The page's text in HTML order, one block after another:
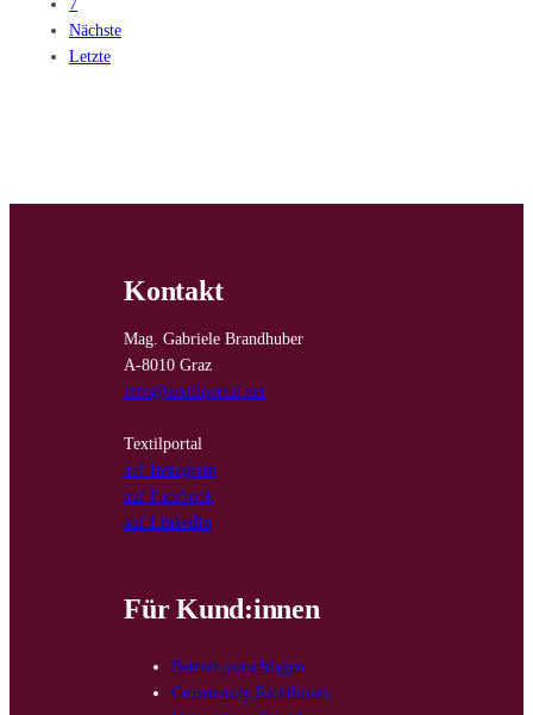
7
Nächste
Letzte
Kontakt
Mag. Gabriele Brandhuber
A-8010 Graz
info@textilportal.net
Textilportal
auf Instagram
auf Facebook
auf LinkedIn
Für Kund:innen
Betrieb vorschlagen
Community Richtlinien